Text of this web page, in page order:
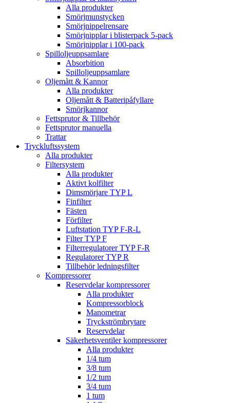
Alla produkter
Smörjmunstycken
Smörjnippelrensare
Smörjnipplar i blisterpack 5-pack
Smörjnipplar i 100-pack
Spilloljeuppsamlare
Absorbition
Spilloljeuppsamlare
Oljemått & Kannor
Alla produkter
Oljemått & Batteripåfyllare
Smörjkannor
Fettsprutor & Tillbehör
Fettsprutor manuella
Trattar
Tryckluftssystem
Alla produkter
Filtersystem
Alla produkter
Aktivt kolfilter
Dimsmörjare TYP L
Finfilter
Fästen
Förfilter
Luftstation TYP F-R-L
Filter TYP F
Filterregulatorer TYP F-R
Regulatorer TYP R
Tillbehör ledningsfilter
Kompressorer
Reservdelar kompressorer
Alla produkter
Kompressorblock
Manometrar
Tryckströmbrytare
Reservdelar
Säkerhetsventiler kompressorer
Alla produkter
1/4 tum
3/8 tum
1/2 tum
3/4 tum
1 tum